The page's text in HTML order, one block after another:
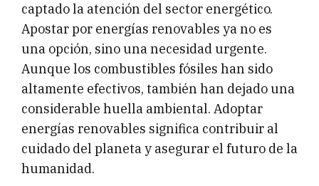
captado la atención del sector energético.
Apostar por energías renovables ya no es
una opción, sino una necesidad urgente.
Aunque los combustibles fósiles han sido
altamente efectivos, también han dejado una
considerable huella ambiental. Adoptar
energías renovables significa contribuir al
cuidado del planeta y asegurar el futuro de la
humanidad.